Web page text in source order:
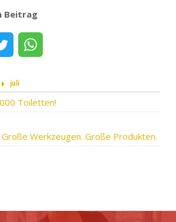
Beitrag
Teilen auf TwitterTeilen per WhatsApp
juli
Toiletten!
Werkzeugen. Große Produkten.